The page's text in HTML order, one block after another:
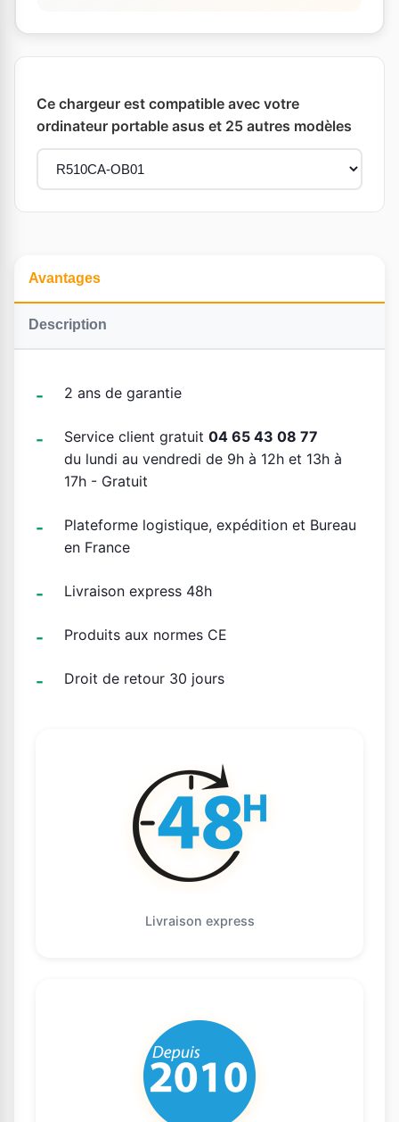
Ce chargeur est compatible avec votre
ordinateur portable asus et 25 autres modèles
Avantages
Description
2 ans de garantie
Service client gratuit 04 65 43 08 77
du lundi au vendredi de 9h à 12h et 13h à
17h - Gratuit
Plateforme logistique, expédition et Bureau
en France
Livraison express 48h
Produits aux normes CE
Droit de retour 30 jours
Livraison express